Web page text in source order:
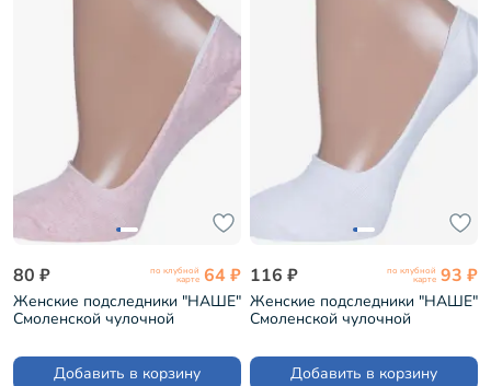
80 ₽ по клубной
карте 64 ₽
Женские подследники "НАШЕ"
Смоленской чулочной
МЕЛАНЖ №39-4 (412С1С)
Добавить в корзину
116 ₽ по клубной
карте 93 ₽
Женские подследники "НАШЕ"
Смоленской чулочной
(412С1С)
Добавить в корзину